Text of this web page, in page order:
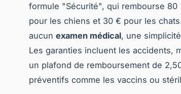
formule "Sécurité", qui rembourse
pour les chiens et 30 € pour les
aucun examen médical, une
Les garanties incluent les accidents,
un plafond de remboursement de
préventifs comme les vaccins ou